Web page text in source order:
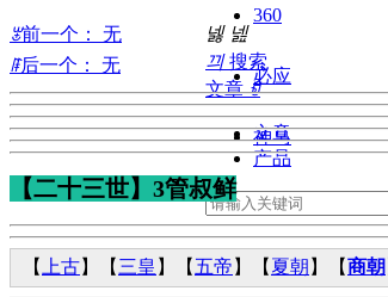
360
必应
神马
넳 넲
끠 搜索
文章 ꀁ
文章
产品
ꂃ前一个：
无
ꁹ后一个： 无
【二十三世】3管叔鲜
【 上古】【 三皇 】【 五帝 】【 夏朝 】【商朝